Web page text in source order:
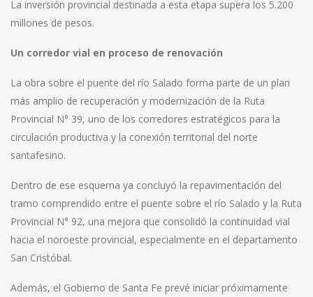
La inversión provincial destinada a esta etapa supera los 5.200
millones de pesos.
Un corredor vial en proceso de renovación
La obra sobre el puente del río Salado forma parte de un plan
más amplio de recuperación y modernización de la Ruta
Provincial N° 39, uno de los corredores estratégicos para la
circulación productiva y la conexión territorial del norte
santafesino.
Dentro de ese esquema ya concluyó la repavimentación del
tramo comprendido entre el puente sobre el río Salado y la Ruta
Provincial N° 92, una mejora que consolidó la continuidad vial
hacia el noroeste provincial, especialmente en el departamento
San Cristóbal.
Además, el Gobierno de Santa Fe prevé iniciar próximamente